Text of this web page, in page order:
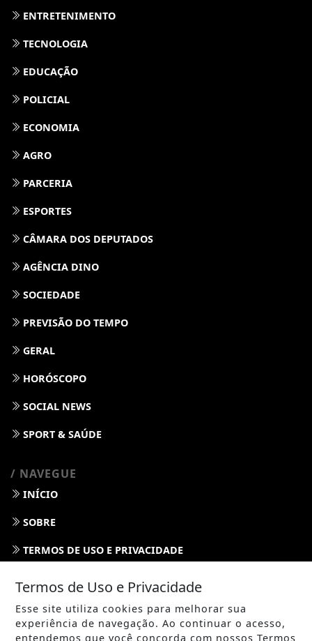
ENTRETENIMENTO
TECNOLOGIA
EDUCAÇÃO
POLICIAL
ECONOMIA
AGRO
PARCERIA
ESPORTES
CÂMARA DOS DEPUTADOS
AGÊNCIA DINO
SOCIEDADE
PREVISÃO DO TEMPO
GERAL
HORÓSCOPO
SOCIAL NEWS
SPORT & SAÚDE
/ NAVEGUE
INÍCIO
SOBRE
TERMOS DE USO E PRIVACIDADE
CONTATO
Termos de Uso e Privacidade
Esse site utiliza cookies para melhorar sua
experiência de navegação. Ao continuar o acesso,
entendemos que você concorda com nossos Termos